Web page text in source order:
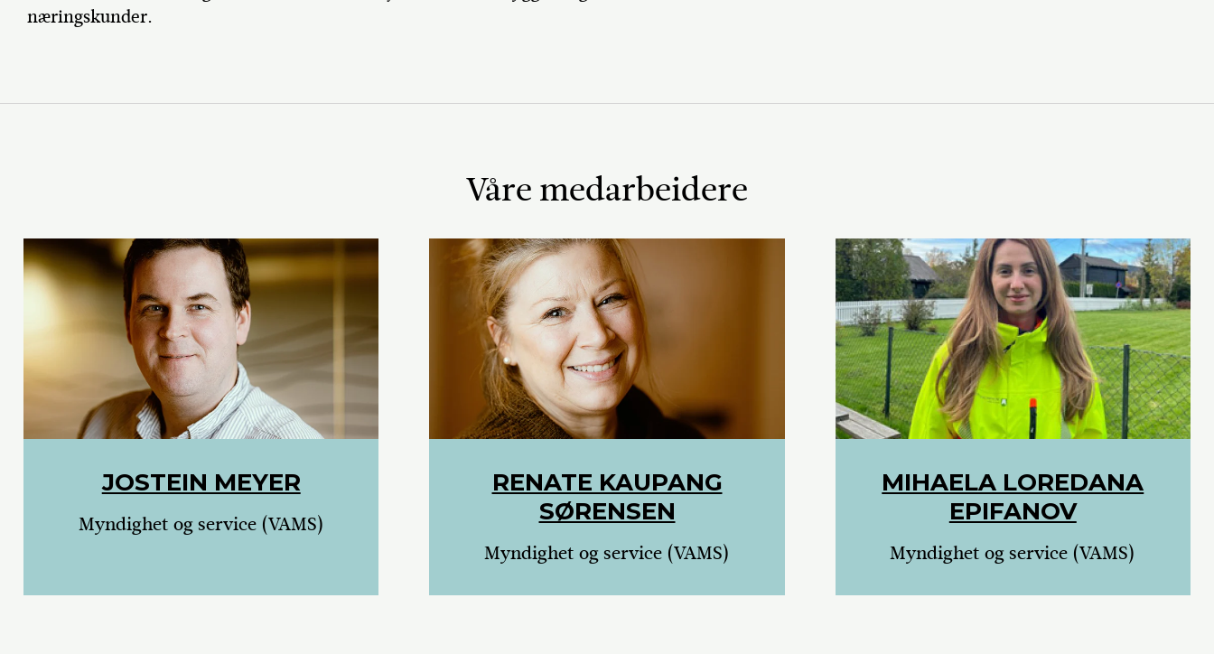
næringskunder.
Våre medarbeidere
JOSTEIN MEYER
Myndighet og service (VAMS)
RENATE KAUPANG
SØRENSEN
Myndighet og service (VAMS)
MIHAELA LOREDANA
EPIFANOV
Myndighet og service (VAMS)